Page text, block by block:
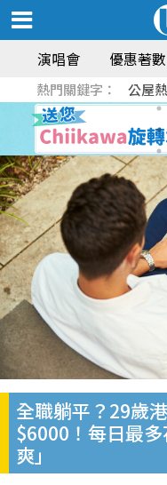
演唱會 優惠著數
熱門關鍵字： 公屋
全職躺平？29歲
$6000！每日最
爽」